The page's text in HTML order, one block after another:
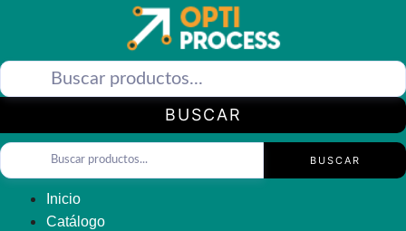
BUSCAR
BUSCAR
Inicio
Catálogo